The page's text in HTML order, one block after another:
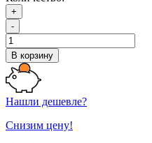
+
-
В корзину
Нашли дешевле?
Снизим цену!